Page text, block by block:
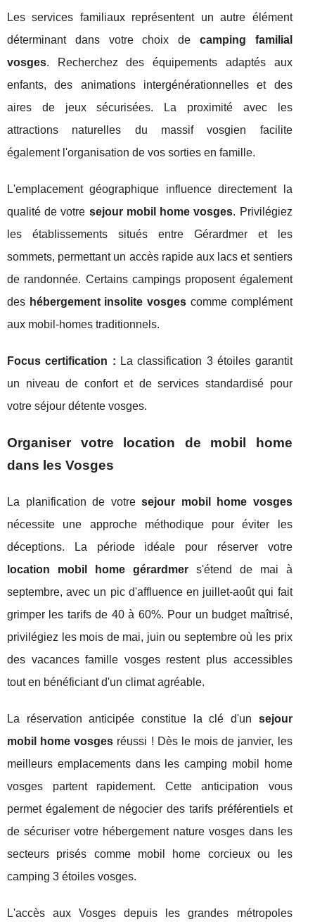
Les services familiaux représentent un autre élément
déterminant dans votre choix de camping familial
vosges. Recherchez des équipements adaptés aux
enfants, des animations intergénérationnelles et des
aires de jeux sécurisées. La proximité avec les
attractions naturelles du massif vosgien facilite
également l'organisation de vos sorties en famille.
L'emplacement géographique influence directement la
qualité de votre sejour mobil home vosges. Privilégiez
les établissements situés entre Gérardmer et les
sommets, permettant un accès rapide aux lacs et sentiers
de randonnée. Certains campings proposent également
des hébergement insolite vosges comme complément
aux mobil-homes traditionnels.
Focus certification : La classification 3 étoiles garantit
un niveau de confort et de services standardisé pour
votre séjour détente vosges.
Organiser votre location de mobil home
dans les Vosges
La planification de votresejour mobil home vosges
nécessite une approche méthodique pour éviter les
déceptions. La période idéale pour réserver votre
location mobil home gérardmers'étend de mai à
septembre, avec un pic d'affluence en juillet-août qui fait
grimper les tarifs de 40 à 60%. Pour un budget maîtrisé,
privilégiez les mois de mai, juin ou septembre où les prix
des vacances famille vosges restent plus accessibles
tout en bénéficiant d'un climat agréable.
La réservation anticipée constitue la clé d'un sejour
mobil home vosges réussi ! Dès le mois de janvier, les
meilleurs emplacements dans les camping mobil home
vosges partent rapidement. Cette anticipation vous
permet également de négocier des tarifs préférentiels et
de sécuriser votre hébergement nature vosges dans les
secteurs prisés comme mobil home corcieux ou les
camping 3 étoiles vosges.
L'accès aux Vosges depuis les grandes métropoles